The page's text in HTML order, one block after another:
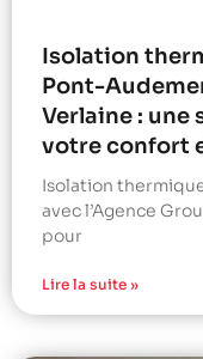
Isolation
Pont-
Verlaine :
votre confort
Isolation
avec l’Agence
pour
Lire la suite »